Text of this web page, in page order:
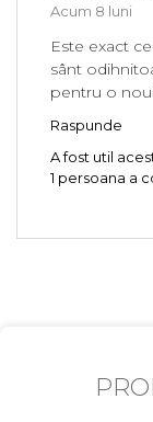
Acum 8 luni
Este exact
sânt
pentru o
Raspunde
A fost util
1 persoana a